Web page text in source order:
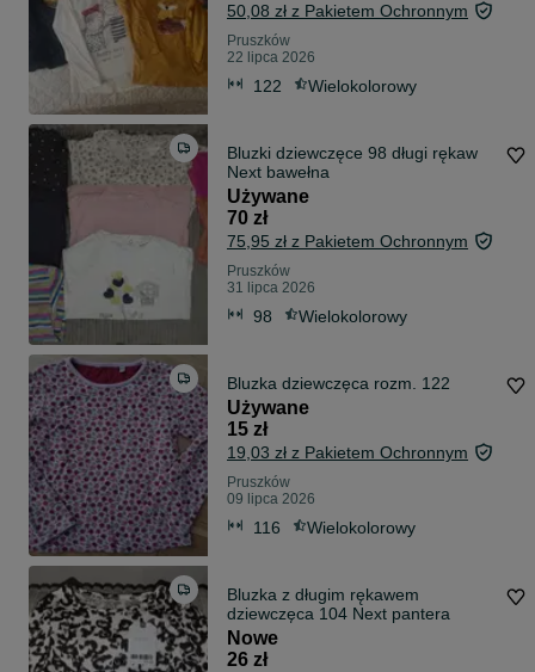
50,08 zł z Pakietem Ochronnym
Pruszków
22 lipca 2026
122 Wielokolorowy
Bluzki dziewczęce 98 długi rękaw
Next bawełna
Używane
70 zł
75,95 zł z Pakietem Ochronnym
Pruszków
31 lipca 2026
98 Wielokolorowy
Bluzka dziewczęca rozm. 122
Używane
15 zł
19,03 zł z Pakietem Ochronnym
Pruszków
09 lipca 2026
116 Wielokolorowy
Bluzka z długim rękawem
dziewczęca 104 Next pantera
Nowe
26 zł